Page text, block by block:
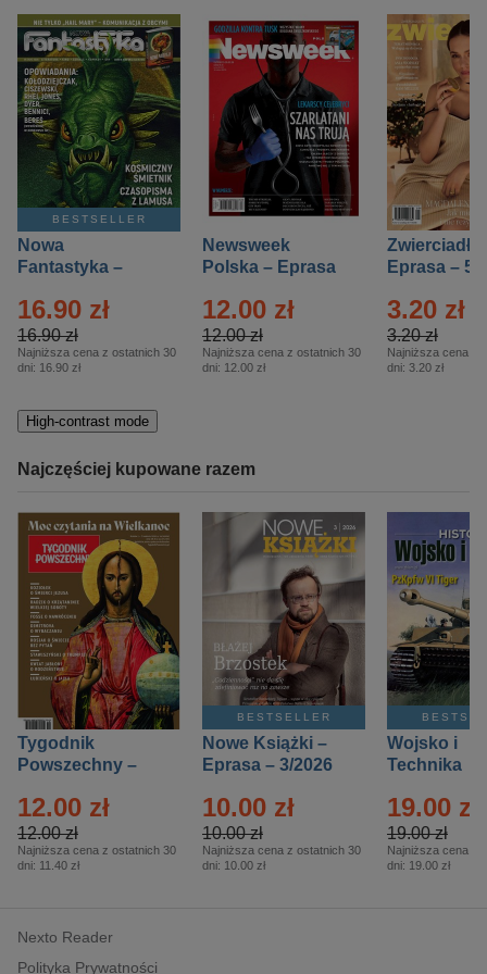
BESTSELLER
Nowa
Fantastyka –
16.90 zł
16.90 zł
Najniższa cena z ostatnich 30
dni: 16.90 zł
Newsweek
Polska – Eprasa
12.00 zł
12.00 zł
Najniższa cena z ostatnich 30
dni: 12.00 zł
Zwierciadło
Eprasa – 5/
3.20 zł
3.20 zł
Najniższa cena z
dni: 3.20 zł
High-contrast mode
Najczęściej kupowane razem
Tygodnik
Powszechny –
12.00 zł
12.00 zł
Najniższa cena z ostatnich 30
dni: 11.40 zł
BESTSELLER
Nowe Książki –
Eprasa – 3/2026
10.00 zł
10.00 zł
Najniższa cena z ostatnich 30
dni: 10.00 zł
Wojsko i
Technika
– 2/2026
19.00 zł
19.00 zł
Najniższa cena z
dni: 19.00 zł
Nexto Reader
Polityka Prywatności